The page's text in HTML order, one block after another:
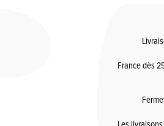
France dès